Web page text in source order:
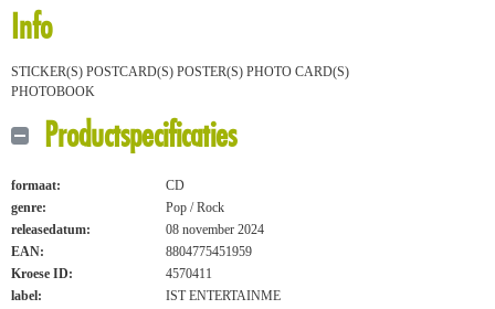
Info
STICKER(S) POSTCARD(S) POSTER(S) PHOTO CARD(S)
PHOTOBOOK
Productspecificaties
formaat:
CD
genre:
Pop / Rock
releasedatum:
08 november 2024
EAN:
8804775451959
Kroese ID:
4570411
label:
IST ENTERTAINME